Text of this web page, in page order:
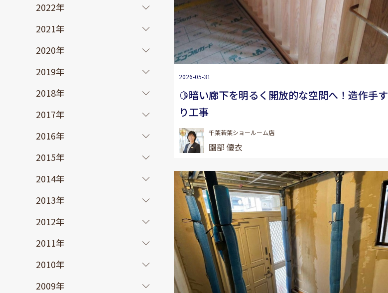
2026-05-31
🍋暗い廊下を明るく開放的な空間へ！造作手す
り工事
千葉若葉ショールーム店
園部 優衣
2022年
2021年
2020年
2019年
2018年
2017年
2016年
2015年
2014年
2013年
2012年
2011年
2010年
2009年